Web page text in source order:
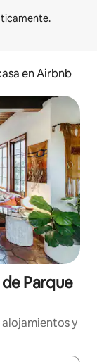
en Airbnb
Parque
alojamientos y